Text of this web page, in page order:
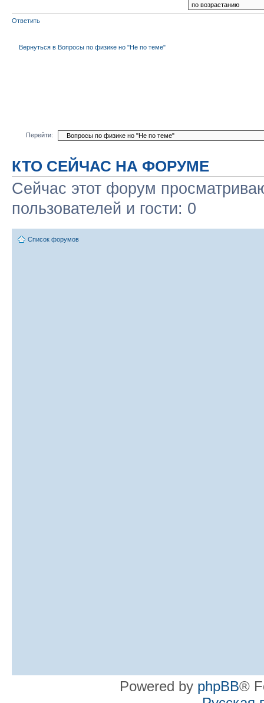
Ответить
Вернуться в Вопросы по физике но "Не по теме"
Перейти:
КТО СЕЙЧАС НА ФОРУМЕ
Сейчас этот форум
пользователей и гости: 0
Список форумов
Powered by phpBB®